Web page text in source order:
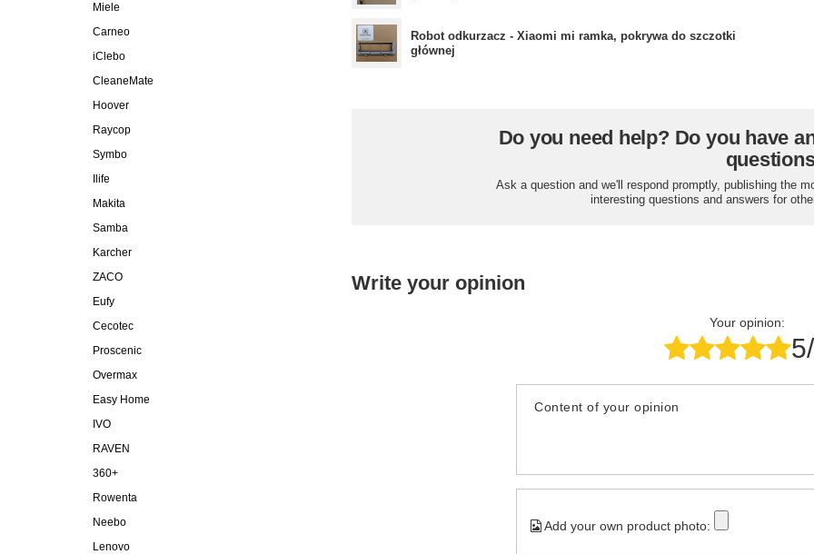
Miele
Carneo
iClebo
CleaneMate
Hoover
Raycop
Symbo
Ilife
Makita
Samba
Karcher
ZACO
Eufy
Cecotec
Proscenic
Overmax
Easy Home
IVO
RAVEN
360+
Rowenta
Neebo
Lenovo
Robot odkurzacz - Xiaomi mi ramka, pokrywa do szczotki
głównej
Do you need help? Do you have
Ask a question and we'll respond promptly, publishing the
interesting questions and answers for
Write your opinion
Your opinion:
Content of your opinion
Add your own product photo: